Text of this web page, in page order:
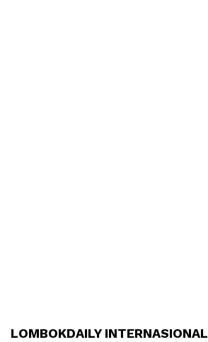
LOMBOKDAILY INTERNASIONAL